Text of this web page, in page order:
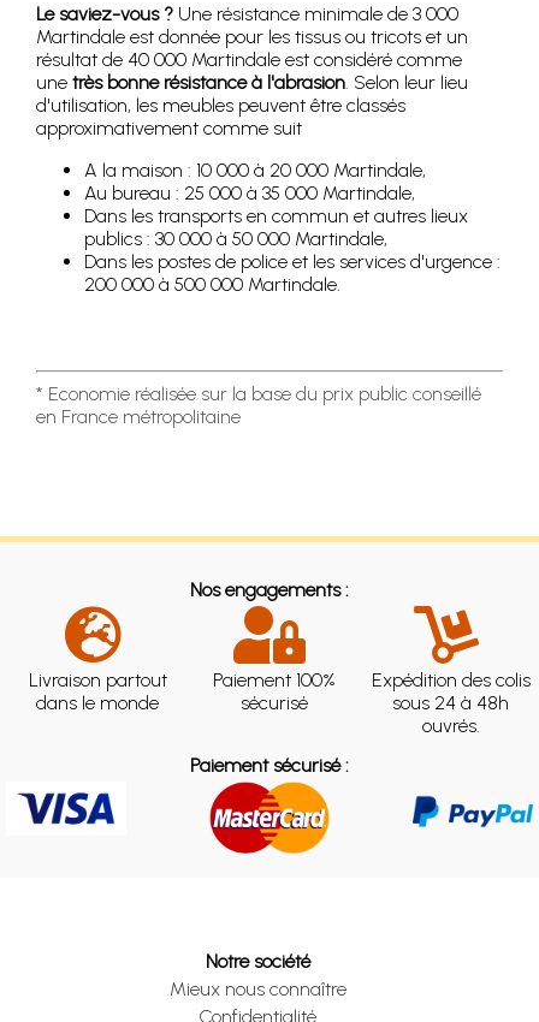
Le saviez-vous ? Une résistance minimale de 3 000
Martindale est donnée pour les tissus ou tricots et un
résultat de 40 000 Martindale est considéré comme
une très bonne résistance à l'abrasion . Selon leur lieu
d'utilisation, les meubles peuvent être classés
approximativement comme suit
A la maison : 10 000 à 20 000 Martindale,
Au bureau : 25 000 à 35 000 Martindale,
Dans les transports en commun et autres lieux
publics : 30 000 à 50 000 Martindale,
Dans les postes de police et les services d'urgence :
200 000 à 500 000 Martindale.
* Economie réalisée sur la base du prix public conseillé
en France métropolitaine
Nos engagements :
Livraison partout
dans le monde
Paiement 100%
sécurisé
Expédition des colis
sous 24 à 48h
ouvrés.
Paiement sécurisé :
Notre société
Mieux nous connaître
Confidentialité